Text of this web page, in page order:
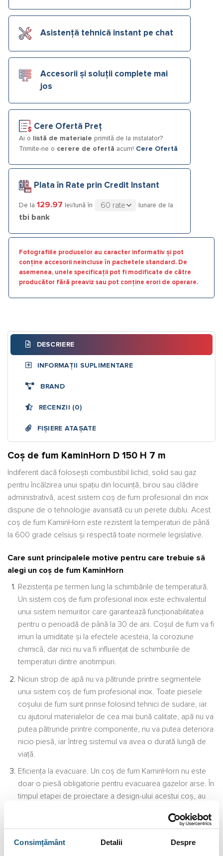
Consimțământ Detalii Despre
Asistență tehnică instant pe chat
Accesorii și soluții complete mai
jos
Cere Ofertă Preț
Ai o listă de materiale primită de la instalator?
Trimite-ne o cerere de ofertă acum! Cere Ofertă
Plata în Rate prin Credit Instant
De la 129.97 lei/lună în lunare de la
tbi bank
Fotografiile produselor au caracter informativ și pot
conține accesorii neincluse în pachetele standard. De
asemenea, unele specificații pot fi modificate de către
producător fără preaviz sau pot conține erori de operare.
DESCRIERE
INFORMAȚII SUPLIMENTARE
BRAND
RECENZII (0)
FIȘIERE ATAȘATE
Coș de fum KaminHorn D 150 H 7 m
Indiferent dacă folosești combustibil lichid, solid sau gaz
pentru încălzirea unui spațiu din locuință, birou sau clădire
administrativă, acest sistem coș de fum profesional din inox
dispune de o tehnologie avansată cu un perete dublu. Acest
coș de fum KaminHorn este rezistent la temperaturi de până
la 600 grade celsius și respectă toate normele legislative.
Care sunt principalele motive pentru care trebuie să
alegi un coș de fum KaminHorn
Rezistența pe termen lung la schimbările de temperatură.
Un sistem coș de fum profesional inox este echivalentul
unui sistem nemuritor care garantează funcționabilitatea
pentru o perioadă de până la 30 de ani. Coșul de fum va fi
imun la umiditate și la efectele acesteia, la coroziune
chimică, dar nici nu va fi influențat de schimburile de
temperaturi dintre anotimpuri.
Niciun strop de apă nu va pătrunde printre segmentele
unui sistem coș de fum profesional inox. Toate piesele
coșului de fum sunt prinse folosind tehnici de sudare, iar
cu ajutorul materialelor de cea mai bună calitate, apă nu va
putea pătrunde printre componente, nu va putea deteriora
nicio piesă, iar întreg sistemul va avea o durată lungă de
viață.
Eficiența la evacuare. Un coș de fum KaminHorn nu este
doar o piesă obligatorie pentru evacuarea gazelor arse. În
timpul etapei de proiectare a design-ului acestui coș, au
acest coș să îndeplinească standardele de potrivire cu
conceput pentru evacuarea eficientă a gazelor arse.